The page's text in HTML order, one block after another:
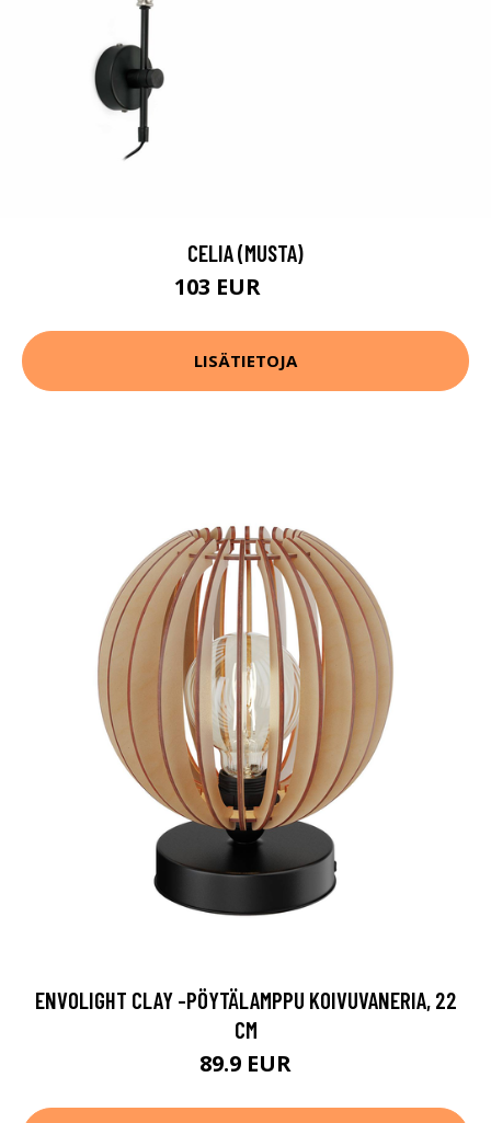
CELIA (MUSTA)
103 EUR
LISÄTIETOJA
ENVOLIGHT CLAY -PÖYTÄLAMPPU KOIVUVANERIA, 22
CM
89.9 EUR